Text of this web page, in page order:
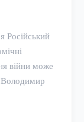
Російський
війни може
Володимир